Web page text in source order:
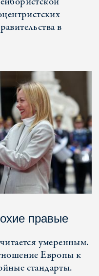
в
правые
умеренным.
Европы к
стандарты.